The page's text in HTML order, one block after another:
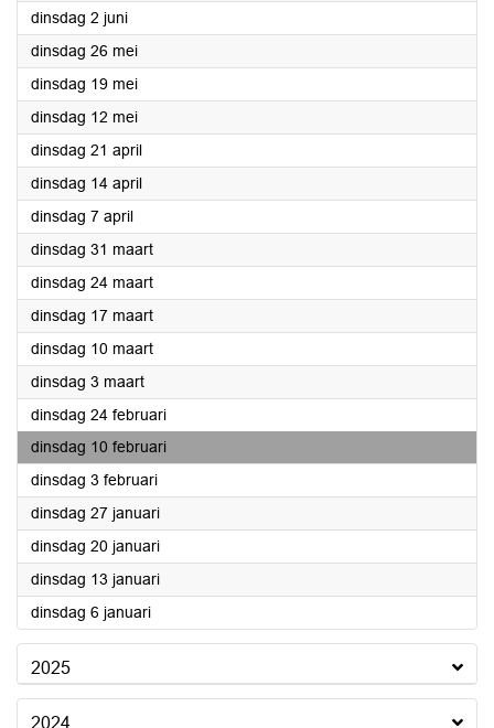
dinsdag 2 juni2026
dinsdag 26 mei2026
dinsdag 19 mei2026
dinsdag 12 mei2026
dinsdag 21 april2026
dinsdag 14 april2026
dinsdag 7 april2026
dinsdag 31 maart2026
dinsdag 24 maart2026
dinsdag 17 maart2026
dinsdag 10 maart2026
dinsdag 3 maart2026
dinsdag 24 februari2026
dinsdag 10 februari2026
dinsdag 3 februari2026
dinsdag 27 januari2026
dinsdag 20 januari2026
dinsdag 13 januari2026
dinsdag 6 januari2026
2025
2024